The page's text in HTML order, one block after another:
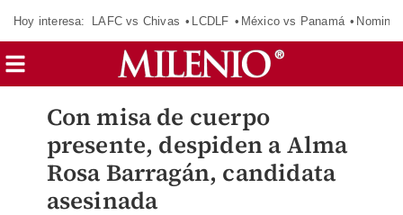
Hoy interesa: LAFC vs Chivas LCDLF México vs Panamá
Con misa de cuerpo
presente, despiden a Alma
Rosa Barragán, candidata
asesinada